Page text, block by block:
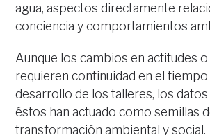
agua, aspectos directamente
conciencia y comportamientos
Aunque los cambios en actitudes
requieren continuidad en el tiempo
desarrollo de los talleres, los
éstos han actuado como semillas
transformación ambiental y social.